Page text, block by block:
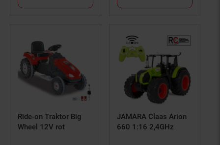
Ride-on Traktor Big
Wheel 12V rot
JAMARA Claas Arion
660 1:16 2,4GHz